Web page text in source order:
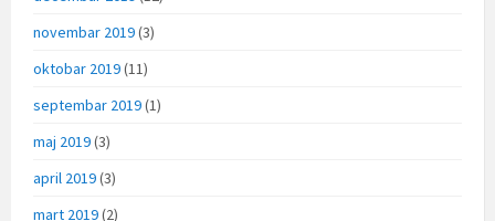
novembar 2019(3)
oktobar 2019(11)
septembar 2019(1)
maj 2019(3)
april 2019(3)
mart 2019(2)